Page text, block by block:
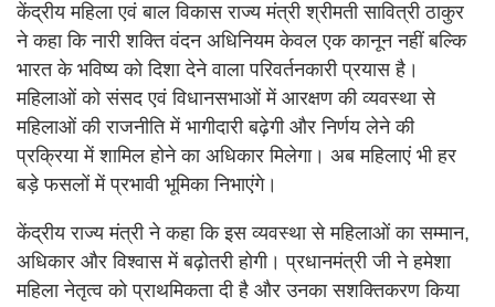
केंद्रीय महिला एवं बाल विकास राज्य मंत्री श्रीमती सावित्री ठाकुर
ने कहा कि नारी शक्ति वंदन अधिनियम केवल एक कानून नहीं बल्कि
भारत के भविष्य को दिशा देने वाला परिवर्तनकारी प्रयास है।
महिलाओं को संसद एवं विधानसभाओं में आरक्षण की व्यवस्था से
महिलाओं की राजनीति में भागीदारी बढ़ेगी और निर्णय लेने की
प्रक्रिया में शामिल होने का अधिकार मिलेगा। अब महिलाएं भी हर
बड़े फसलों में प्रभावी भूमिका निभाएंगे।
केंद्रीय राज्य मंत्री ने कहा कि इस व्यवस्था से महिलाओं का सम्मान,
अधिकार और विश्वास में बढ़ोतरी होगी। प्रधानमंत्री जी ने हमेशा
महिला नेतृत्व को प्राथमिकता दी है और उनका सशक्तिकरण किया